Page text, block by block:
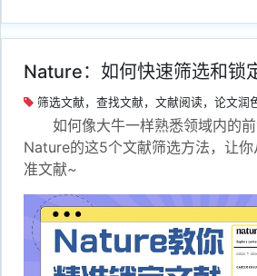
Nature：如何快速筛选和锁
筛选文献，查找文献，文献阅读，论文润
如何像大牛一样熟悉领域内的
Nature的这5个文献筛选方法，让
准文献~